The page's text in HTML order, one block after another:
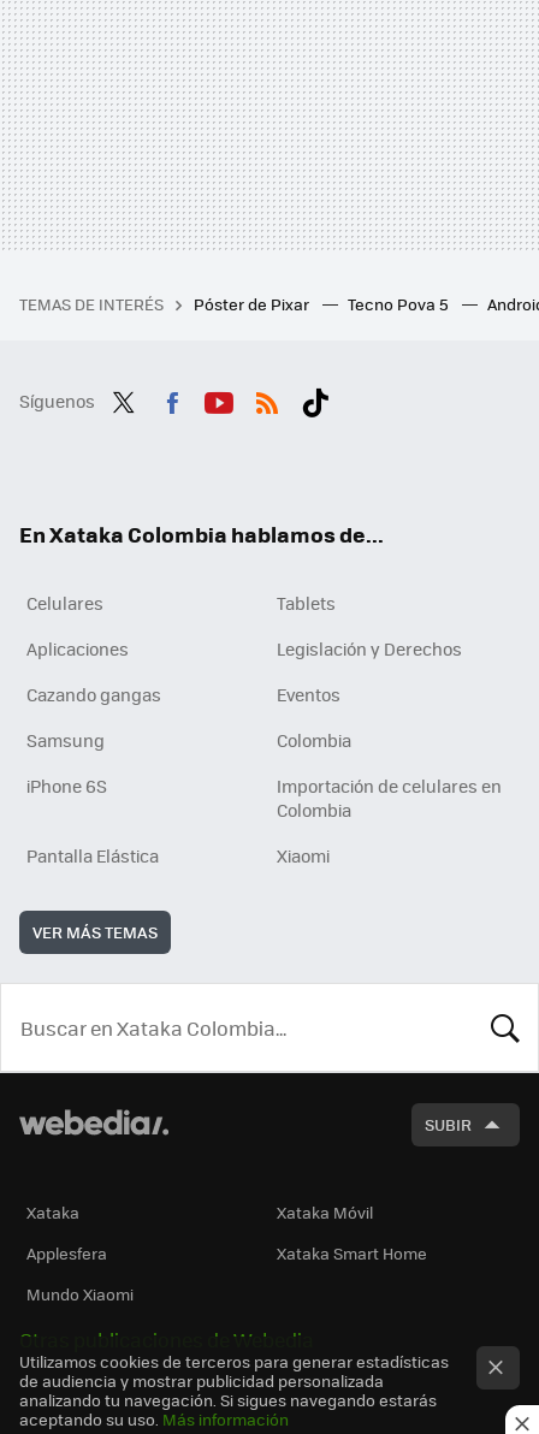
TEMAS DE INTERÉS Póster de Pixar Tecno Pova 5
Síguenos
En Xataka Colombia hablamos de...
Celulares
Tablets
Aplicaciones
Legislación y Derechos
Cazando gangas
Eventos
Samsung
Colombia
iPhone 6S
Importación de celulares en
Colombia
Pantalla Elástica
Xiaomi
VER MÁS TEMAS
SUBIR
Xataka
Xataka Móvil
Applesfera
Xataka Smart Home
Mundo Xiaomi
Otras publicaciones de Webedia
Utilizamos cookies de terceros para generar estadísticas
de audiencia y mostrar publicidad personalizada
analizando tu navegación. Si sigues navegando estarás
aceptando su uso. Más información